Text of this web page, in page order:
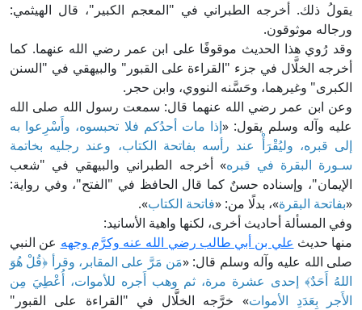
ذلك. أخرجه الطبراني في "المعجم الكبير"، قال الهيثمي:
موثوقون.
رُوي هذا الحديث موقوفًا على ابن عمر رضي الله عنهما. كما
الخلَّال في جزء "القراءة على القبور" والبيهقي في "السنن
وغيرهما، وحَسَّنه النووي، وابن حجر.
ابن عمر رضي الله عنهما قال: سمعت رسول الله صلى الله
وآله وسلم يقول: « إذا مات أحدُكم فلا تحبسوه، وأَسْرِعوا به
قبره، وليُقْرَأْ عند رأسه بفاتحة الكتاب، وعند رجليه بخاتمة
البقرة في قبره» أخرجه الطبراني والبيهقي في "شعب
وإسناده حسنٌ كما قال الحافظ في "الفتح"، وفي رواية:
بفاتحة البقرة»، بدلًا من: «فاتحة الكتاب».
المسألة أحاديث أخرى، لكنها واهية الأسانيد:
حديثعلي بن أبي طالب رضي الله عنه وكرَّم وجههعن النبي
الله عليه وآله وسلم قال: «مَن مَرَّ على المقابر، وقرأ ﴿قُلْ هُوَ
أَحَدٌ﴾ إحدى عشرة مرة، ثم وهب أَجره للأموات، أُعْطِيَ مِن
بِعَدَدِ الأموات» خرَّجه الخلَّال في "القراءة على القبور"